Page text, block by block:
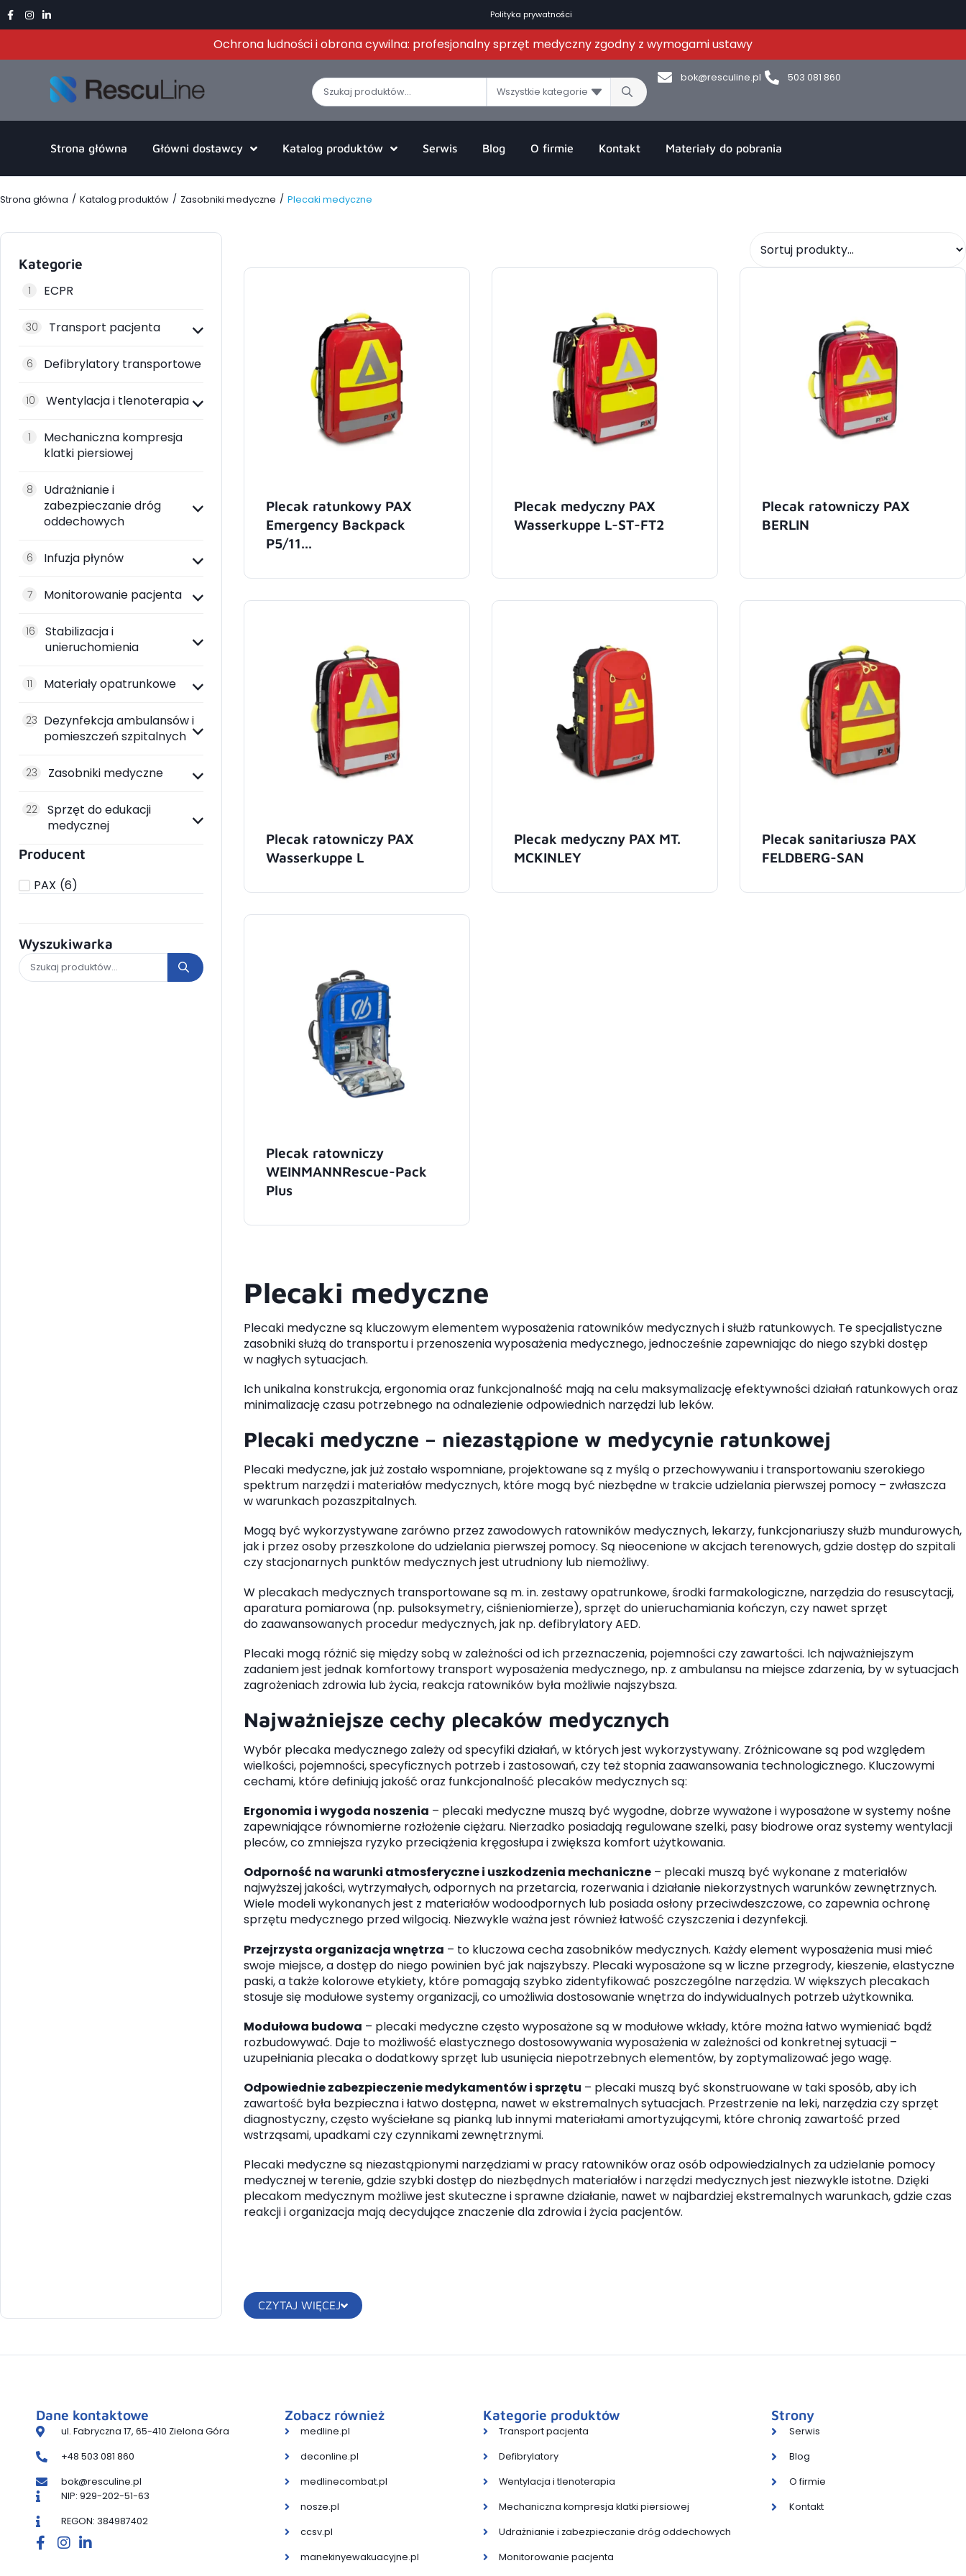
Polityka prywatności
Ochrona ludności i obrona cywilna: profesjonalny sprzęt medyczny zgodny z wymogami ustawy
Wszystkie kategorie
bok@resculine.pl 503 081 860
Strona główna Główni dostawcy Katalog produktów Serwis Blog O firmie Kontakt Materiały do pobrania
Strona główna / Katalog produktów / Zasobniki medyczne / Plecaki medyczne
Kategorie
ECPR
1
Transport pacjenta
30
Defibrylatory transportowe
6
Wentylacja i tlenoterapia
10
Mechaniczna kompresja
klatki piersiowej
1
Udrażnianie i
zabezpieczanie dróg
oddechowych
8
Infuzja płynów
6
Monitorowanie pacjenta
7
Stabilizacja i
unieruchomienia
16
Materiały opatrunkowe
11
Dezynfekcja ambulansów i
pomieszczeń szpitalnych
23
Zasobniki medyczne
23
Sprzęt do edukacji
medycznej
22
Producent
PAX (6)
Wyszukiwarka
Plecak ratunkowy PAX
Emergency Backpack
P5/11...
Plecak medyczny PAX
Wasserkuppe L-ST-FT2
Plecak ratowniczy PAX
BERLIN
Plecak ratowniczy PAX
Wasserkuppe L
Plecak medyczny PAX MT.
MCKINLEY
Plecak sanitariusza PAX
FELDBERG-SAN
Plecak ratowniczy
WEINMANNRescue-Pack
Plus
Plecaki medyczne
Plecaki medyczne są kluczowym elementem wyposażenia ratowników medycznych i służb ratunkowych. Te specjalistyczne
zasobniki służą do transportu i przenoszenia wyposażenia medycznego, jednocześnie zapewniając do niego szybki dostęp
w nagłych sytuacjach.
Ich unikalna konstrukcja, ergonomia oraz funkcjonalność mają na celu maksymalizację efektywności działań ratunkowych oraz
minimalizację czasu potrzebnego na odnalezienie odpowiednich narzędzi lub leków.
Plecaki medyczne – niezastąpione w medycynie ratunkowej
Plecaki medyczne, jak już zostało wspomniane, projektowane są z myślą o przechowywaniu i transportowaniu szerokiego
spektrum narzędzi i materiałów medycznych, które mogą być niezbędne w trakcie udzielania pierwszej pomocy – zwłaszcza
w warunkach pozaszpitalnych.
Mogą być wykorzystywane zarówno przez zawodowych ratowników medycznych, lekarzy, funkcjonariuszy służb mundurowych,
jak i przez osoby przeszkolone do udzielania pierwszej pomocy. Są nieocenione w akcjach terenowych, gdzie dostęp do szpitali
czy stacjonarnych punktów medycznych jest utrudniony lub niemożliwy.
W plecakach medycznych transportowane są m. in. zestawy opatrunkowe, środki farmakologiczne, narzędzia do resuscytacji,
aparatura pomiarowa (np. pulsoksymetry, ciśnieniomierze), sprzęt do unieruchamiania kończyn, czy nawet sprzęt
do zaawansowanych procedur medycznych, jak np. defibrylatory AED.
Plecaki mogą różnić się między sobą w zależności od ich przeznaczenia, pojemności czy zawartości. Ich najważniejszym
zadaniem jest jednak komfortowy transport wyposażenia medycznego, np. z ambulansu na miejsce zdarzenia, by w sytuacjach
zagrożeniach zdrowia lub życia, reakcja ratowników była możliwie najszybsza.
Najważniejsze cechy plecaków medycznych
Wybór plecaka medycznego zależy od specyfiki działań, w których jest wykorzystywany. Zróżnicowane są pod względem
wielkości, pojemności, specyficznych potrzeb i zastosowań, czy też stopnia zaawansowania technologicznego. Kluczowymi
cechami, które definiują jakość oraz funkcjonalność plecaków medycznych są:
Ergonomia i wygoda noszenia – plecaki medyczne muszą być wygodne, dobrze wyważone i wyposażone w systemy nośne
zapewniające równomierne rozłożenie ciężaru. Nierzadko posiadają regulowane szelki, pasy biodrowe oraz systemy wentylacji
pleców, co zmniejsza ryzyko przeciążenia kręgosłupa i zwiększa komfort użytkowania.
Odporność na warunki atmosferyczne i uszkodzenia mechaniczne – plecaki muszą być wykonane z materiałów
najwyższej jakości, wytrzymałych, odpornych na przetarcia, rozerwania i działanie niekorzystnych warunków zewnętrznych.
Wiele modeli wykonanych jest z materiałów wodoodpornych lub posiada osłony przeciwdeszczowe, co zapewnia ochronę
sprzętu medycznego przed wilgocią. Niezwykle ważna jest również łatwość czyszczenia i dezynfekcji.
Przejrzysta organizacja wnętrza – to kluczowa cecha zasobników medycznych. Każdy element wyposażenia musi mieć
swoje miejsce, a dostęp do niego powinien być jak najszybszy. Plecaki wyposażone są w liczne przegrody, kieszenie, elastyczne
paski, a także kolorowe etykiety, które pomagają szybko zidentyfikować poszczególne narzędzia. W większych plecakach
stosuje się modułowe systemy organizacji, co umożliwia dostosowanie wnętrza do indywidualnych potrzeb użytkownika.
Modułowa budowa – plecaki medyczne często wyposażone są w modułowe wkłady, które można łatwo wymieniać bądź
rozbudowywać. Daje to możliwość elastycznego dostosowywania wyposażenia w zależności od konkretnej sytuacji –
uzupełniania plecaka o dodatkowy sprzęt lub usunięcia niepotrzebnych elementów, by zoptymalizować jego wagę.
Odpowiednie zabezpieczenie medykamentów i sprzętu – plecaki muszą być skonstruowane w taki sposób, aby ich
zawartość była bezpieczna i łatwo dostępna, nawet w ekstremalnych sytuacjach. Przestrzenie na leki, narzędzia czy sprzęt
diagnostyczny, często wyściełane są pianką lub innymi materiałami amortyzującymi, które chronią zawartość przed
wstrząsami, upadkami czy czynnikami zewnętrznymi.
Plecaki medyczne są niezastąpionymi narzędziami w pracy ratowników oraz osób odpowiedzialnych za udzielanie pomocy
medycznej w terenie, gdzie szybki dostęp do niezbędnych materiałów i narzędzi medycznych jest niezwykle istotne. Dzięki
plecakom medycznym możliwe jest skuteczne i sprawne działanie, nawet w najbardziej ekstremalnych warunkach, gdzie czas
reakcji i organizacja mają decydujące znaczenie dla zdrowia i życia pacjentów.
CZYTAJ WIĘCEJ
Dane kontaktowe
ul. Fabryczna 17, 65-410 Zielona Góra
+48 503 081 860
bok@resculine.pl
NIP: 929-202-51-63
REGON: 384987402
Zobacz również
medline.pl
deconline.pl
medlinecombat.pl
nosze.pl
ccsv.pl
manekinyewakuacyjne.pl
Kategorie produktów
Transport pacjenta
Defibrylatory
Wentylacja i tlenoterapia
Mechaniczna kompresja klatki piersiowej
Udrażnianie i zabezpieczanie dróg oddechowych
Monitorowanie pacjenta
Strony
Serwis
Blog
O firmie
Kontakt